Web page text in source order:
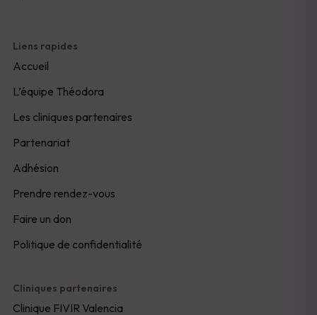
Liens rapides
Accueil
L’équipe Théodora
Les cliniques partenaires
Partenariat
Adhésion
Prendre rendez-vous
Faire un don
Politique de confidentialité
Cliniques partenaires
Clinique FIVIR Valencia